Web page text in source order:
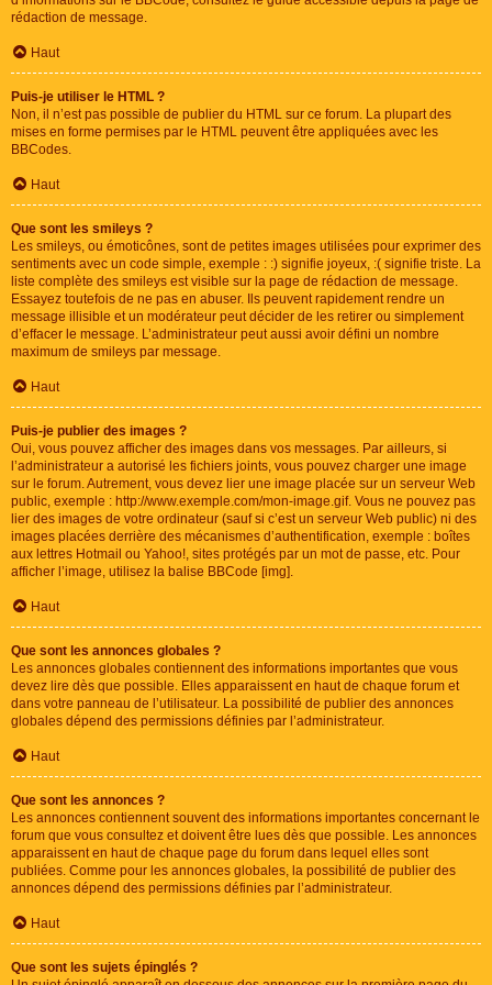
rédaction de message.
Haut
Puis-je utiliser le HTML ?
Non, il n’est pas possible de publier du HTML sur ce forum. La plupart des
mises en forme permises par le HTML peuvent être appliquées avec les
BBCodes.
Haut
Que sont les smileys ?
Les smileys, ou émoticônes, sont de petites images utilisées pour exprimer des
sentiments avec un code simple, exemple : :) signifie joyeux, :( signifie triste. La
liste complète des smileys est visible sur la page de rédaction de message.
Essayez toutefois de ne pas en abuser. Ils peuvent rapidement rendre un
message illisible et un modérateur peut décider de les retirer ou simplement
d’effacer le message. L’administrateur peut aussi avoir défini un nombre
maximum de smileys par message.
Haut
Puis-je publier des images ?
Oui, vous pouvez afficher des images dans vos messages. Par ailleurs, si
l’administrateur a autorisé les fichiers joints, vous pouvez charger une image
sur le forum. Autrement, vous devez lier une image placée sur un serveur Web
public, exemple : http://www.exemple.com/mon-image.gif. Vous ne pouvez pas
lier des images de votre ordinateur (sauf si c’est un serveur Web public) ni des
images placées derrière des mécanismes d’authentification, exemple : boîtes
aux lettres Hotmail ou Yahoo!, sites protégés par un mot de passe, etc. Pour
afficher l’image, utilisez la balise BBCode [img].
Haut
Que sont les annonces globales ?
Les annonces globales contiennent des informations importantes que vous
devez lire dès que possible. Elles apparaissent en haut de chaque forum et
dans votre panneau de l’utilisateur. La possibilité de publier des annonces
globales dépend des permissions définies par l’administrateur.
Haut
Que sont les annonces ?
Les annonces contiennent souvent des informations importantes concernant le
forum que vous consultez et doivent être lues dès que possible. Les annonces
apparaissent en haut de chaque page du forum dans lequel elles sont
publiées. Comme pour les annonces globales, la possibilité de publier des
annonces dépend des permissions définies par l’administrateur.
Haut
Que sont les sujets épinglés ?